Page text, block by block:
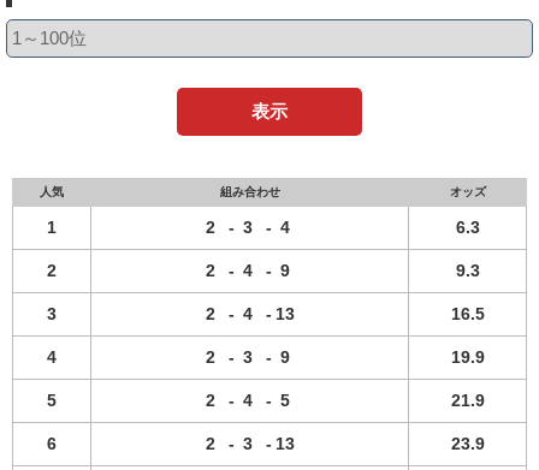
表示
人気 組み合わせ オッズ
1 2 - 3 - 4 6.3
2 2 - 4 - 9 9.3
3 2 - 4 - 13 16.5
4 2 - 3 - 9 19.9
5 2 - 4 - 5 21.9
6 2 - 3 - 13 23.9